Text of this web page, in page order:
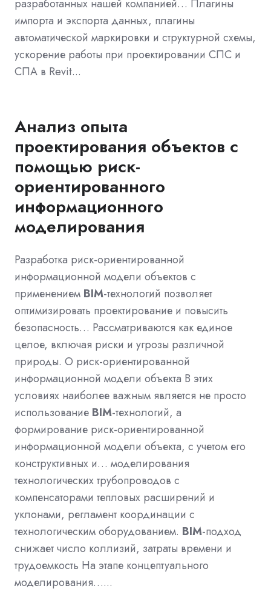
разработанных нашей компанией… Плагины
импорта и экспорта данных, плагины
автоматической маркировки и структурной схемы,
ускорение работы при проектировании СПС и
СПА в Revit...
Анализ опыта
проектирования объектов с
помощью риск-
ориентированного
информационного
моделирования
Разработка риск-ориентированной
информационной модели объектов с
применением BIM-технологий позволяет
оптимизировать проектирование и повысить
безопасность… Рассматриваются как единое
целое, включая риски и угрозы различной
природы. О риск-ориентированной
информационной модели объекта В этих
условиях наиболее важным является не просто
использование BIM-технологий, а
формирование риск-ориентированной
информационной модели объекта, с учетом его
конструктивных и… моделирования
технологических трубопроводов с
компенсаторами тепловых расширений и
уклонами, регламент координации с
технологическим оборудованием. BIM-подход
снижает число коллизий, затраты времени и
трудоемкость На этапе концептуального
моделирования…...